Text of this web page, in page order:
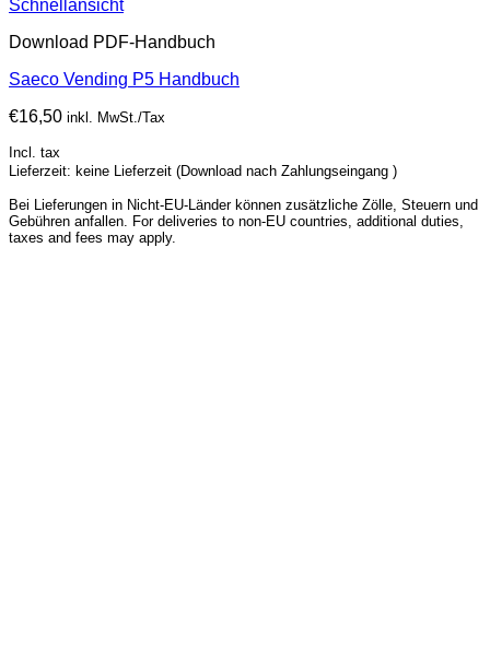
Schnellansicht
Download PDF-Handbuch
Saeco Vending P5 Handbuch
€16,50 inkl. MwSt./Tax
Incl. tax
Lieferzeit: keine Lieferzeit (Download nach Zahlungseingang )
Bei Lieferungen in Nicht-EU-Länder können zusätzliche Zölle, Steuern und
Gebühren anfallen. For deliveries to non-EU countries, additional duties,
taxes and fees may apply.